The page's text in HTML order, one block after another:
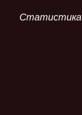
Статистика